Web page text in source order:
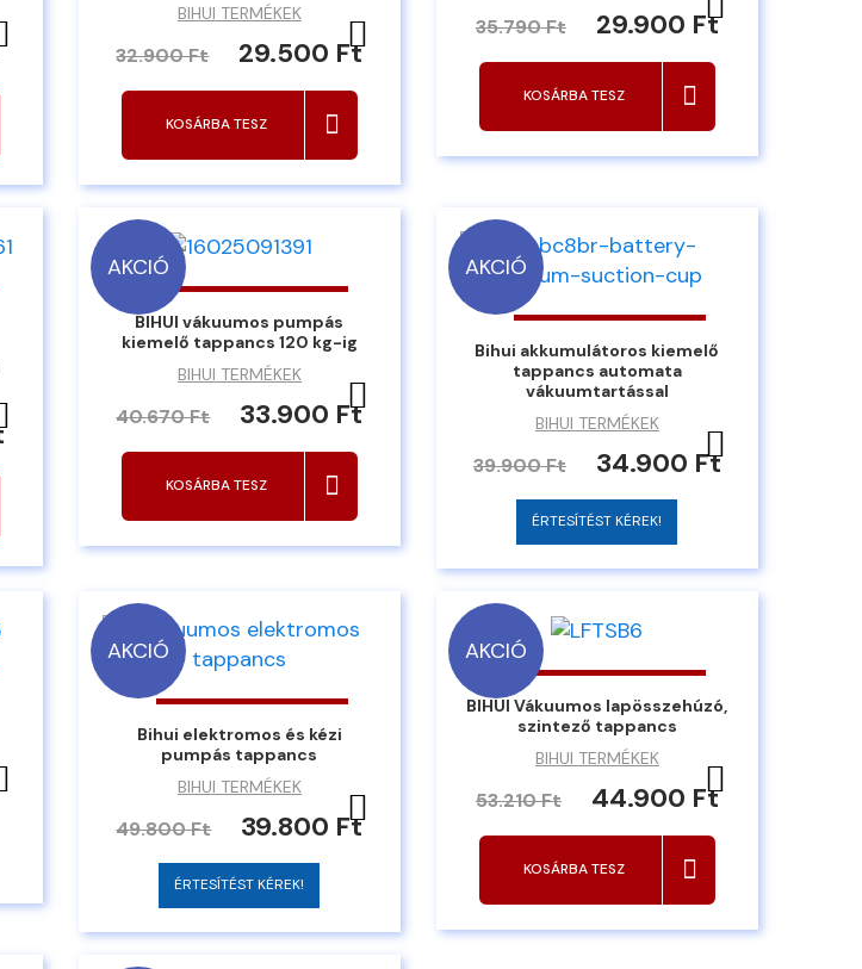
Kedvencekhez adBIHUI TERMÉKEK
32.900 Ft 29.500 Ft
Kedvencekhez ad
KOSÁRBA TESZ
35.790 Ft 29.900 Ft
KOSÁRBA TESZ
Kedvencekhez ad
AKCIÓ
BIHUI vákuumos pumpás
kiemelő tappancs 120 kg-ig
BIHUI TERMÉKEK
40.670 Ft 33.900 Ft
Kedvencekhez ad
KOSÁRBA TESZ
AKCIÓ
Bihui akkumulátoros kiemelő
tappancs automata
vákuumtartással
BIHUI TERMÉKEK
39.900 Ft 34.900 Ft
ÉRTESÍTÉST KÉREK!
Kedvencekhez ad
AKCIÓ
Bihui elektromos és kézi
pumpás tappancs
BIHUI TERMÉKEK
49.800 Ft 39.800 Ft
Kedvencekhez ad
ÉRTESÍTÉST KÉREK!
AKCIÓ
BIHUI Vákuumos lapösszehúzó,
szintező tappancs
BIHUI TERMÉKEK
53.210 Ft 44.900 Ft
KOSÁRBA TESZ